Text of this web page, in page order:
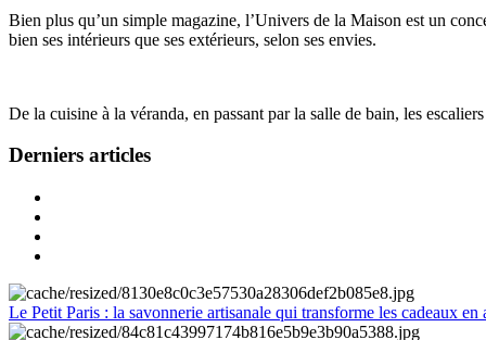
Bien plus qu’un simple magazine, l’Univers de la Maison est un
bien ses intérieurs que ses extérieurs, selon ses envies.
De la cuisine à la véranda, en passant par la salle de bain, les
Derniers articles
Le Petit Paris : la savonnerie artisanale qui transforme les cadeaux en